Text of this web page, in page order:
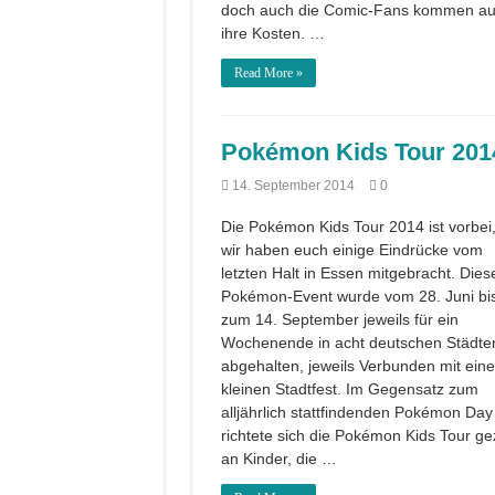
doch auch die Comic-Fans kommen
ihre Kosten. …
Read More »
Pokémon Kids Tour
14. September 2014 0
Die Pokémon Kids Tour 2014 ist
wir haben euch einige Eindrücke vom
letzten Halt in Essen mitgebracht.
Pokémon-Event wurde vom 28. Juni
zum 14. September jeweils für ein
Wochenende in acht deutschen
abgehalten, jeweils Verbunden mit
kleinen Stadtfest. Im Gegensatz zum
alljährlich stattfindenden Pokémon Day
richtete sich die Pokémon Kids Tour
an Kinder, die …